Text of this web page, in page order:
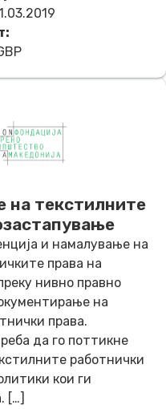
на текстилните
и намалување на
права на
нивно правно
на
права.
да го поттикне
работнички
кои ги
[…]